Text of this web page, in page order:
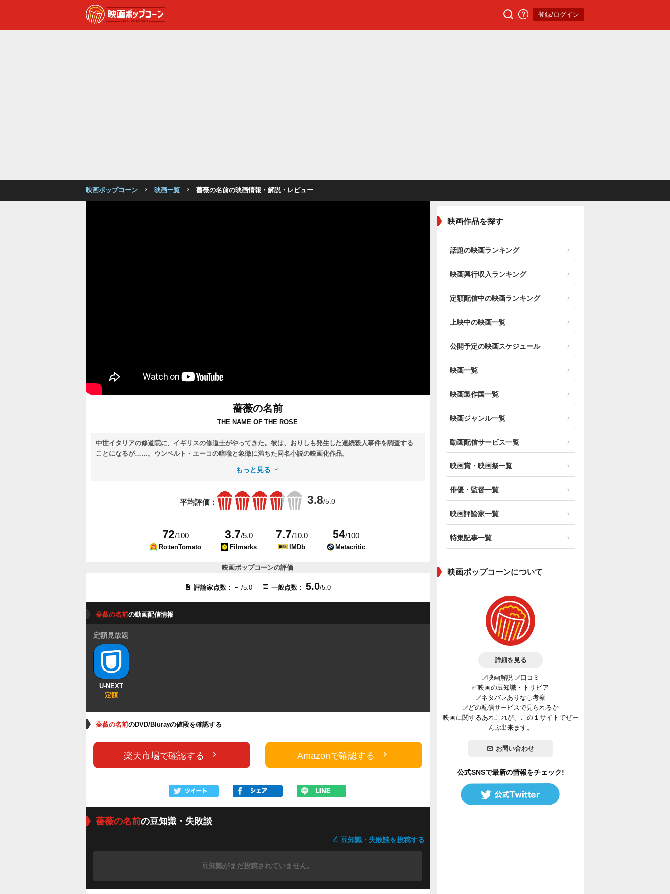
登録/ログイン
映画ポップコーン 映画一覧 薔薇の名前の映画情報・解説・レビュー
薔薇の名前
THE NAME OF THE ROSE
中世イタリアの修道院に、イギリスの修道士がやってきた。彼は、おりしも発生した連続殺人事件を調査する
ことになるが……。ウンベルト・エーコの暗喩と象徴に満ちた同名小説の映画化作品。
もっと見る
平均評価： 3.8/5.0
72/100
RottenTomato
3.7/5.0
Filmarks
7.7/10.0
IMDb
54/100
Metacritic
映画ポップコーンの評価
評論家点数： - /5.0 一般点数： 5.0/5.0
薔薇の名前の動画配信情報
定額見放題
U-NEXT
定額
薔薇の名前のDVD/Blurayの値段を確認する
楽天市場で確認する Amazonで確認する
薔薇の名前の豆知識・失敗談
豆知識・失敗談を投稿する
豆知識がまだ投稿されていません。
映画作品を探す
話題の映画ランキング
映画興行収入ランキング
定額配信中の映画ランキング
上映中の映画一覧
公開予定の映画スケジュール
映画一覧
映画製作国一覧
映画ジャンル一覧
動画配信サービス一覧
映画賞・映画祭一覧
俳優・監督一覧
映画評論家一覧
特集記事一覧
映画ポップコーンについて
詳細を見る
✅映画解説 ✅口コミ
✅映画の豆知識・トリビア
✅ネタバレありなし考察
✅どの配信サービスで見られるか
映画に関するあれこれが、この１サイトでぜー
んぶ出来ます。
お問い合わせ
公式SNSで最新の情報をチェック!